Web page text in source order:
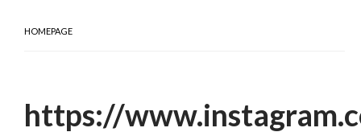
HOMEPAGE
https://